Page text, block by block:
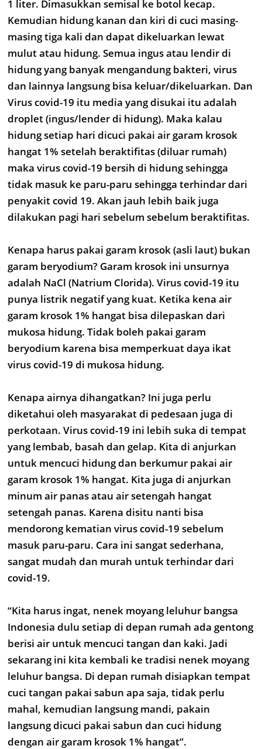
1 liter. Dimasukkan semisal ke botol kecap.
Kemudian hidung kanan dan kiri di cuci masing-
masing tiga kali dan dapat dikeluarkan lewat
mulut atau hidung. Semua ingus atau lendir di
hidung yang banyak mengandung bakteri, virus
dan lainnya langsung bisa keluar/dikeluarkan. Dan
Virus covid-19 itu media yang disukai itu adalah
droplet (ingus/lender di hidung). Maka kalau
hidung setiap hari dicuci pakai air garam krosok
hangat 1% setelah beraktifitas (diluar rumah)
maka virus covid-19 bersih di hidung sehingga
tidak masuk ke paru-paru sehingga terhindar dari
penyakit covid 19. Akan jauh lebih baik juga
dilakukan pagi hari sebelum sebelum beraktifitas.
Kenapa harus pakai garam krosok (asli laut) bukan
garam beryodium? Garam krosok ini unsurnya
adalah NaCl (Natrium Clorida). Virus covid-19 itu
punya listrik negatif yang kuat. Ketika kena air
garam krosok 1% hangat bisa dilepaskan dari
mukosa hidung. Tidak boleh pakai garam
beryodium karena bisa memperkuat daya ikat
virus covid-19 di mukosa hidung.
Kenapa airnya dihangatkan? Ini juga perlu
diketahui oleh masyarakat di pedesaan juga di
perkotaan. Virus covid-19 ini lebih suka di tempat
yang lembab, basah dan gelap. Kita di anjurkan
untuk mencuci hidung dan berkumur pakai air
garam krosok 1% hangat. Kita juga di anjurkan
minum air panas atau air setengah hangat
setengah panas. Karena disitu nanti bisa
mendorong kematian virus covid-19 sebelum
masuk paru-paru. Cara ini sangat sederhana,
sangat mudah dan murah untuk terhindar dari
covid-19.
“Kita harus ingat, nenek moyang leluhur bangsa
Indonesia dulu setiap di depan rumah ada gentong
berisi air untuk mencuci tangan dan kaki. Jadi
sekarang ini kita kembali ke tradisi nenek moyang
leluhur bangsa. Di depan rumah disiapkan tempat
cuci tangan pakai sabun apa saja, tidak perlu
mahal, kemudian langsung mandi, pakain
langsung dicuci pakai sabun dan cuci hidung
dengan air garam krosok 1% hangat”.